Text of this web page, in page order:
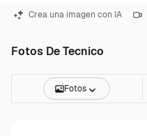
Crea una imagen con IA
Fotos De Tecnico
Fotos